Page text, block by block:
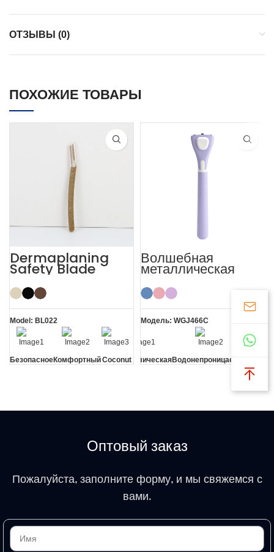
ОТЗЫВЫ (0)
ПОХОЖИЕ ТОВАРЫ
Dermaplaning
Safety Blade
Coconut Shell
Eyebrow Facial
Razor
Model: BL022
БезопасноеКомфортныйCoconut
Волшебная
металлическая
женская бритва
для бритья
Модель: WGJ466C
МеталлическаяВодонепроницаемый
Оптовый заказ
Пожалуйста, заполните форму, и мы свяжемся с
вами.